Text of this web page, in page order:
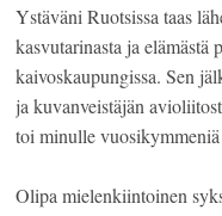
Ystäväni Ruotsissa taas
kasvutarinasta ja elämästä
kaivoskaupungissa. Sen
ja kuvanveistäjän
toi minulle
Olipa mielenkiintoinen